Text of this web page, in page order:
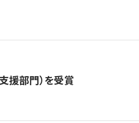
援部門）を受賞